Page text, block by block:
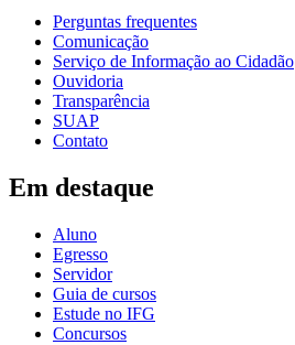
Perguntas frequentes
Comunicação
Serviço de Informação ao Cidadão
Ouvidoria
Transparência
SUAP
Contato
Em destaque
Aluno
Egresso
Servidor
Guia de cursos
Estude no IFG
Concursos